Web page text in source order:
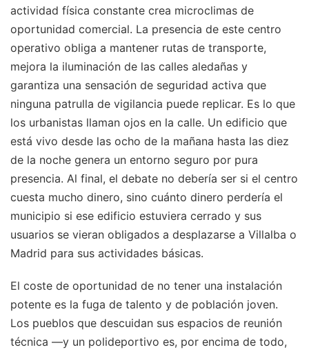
actividad física constante crea microclimas de
oportunidad comercial. La presencia de este centro
operativo obliga a mantener rutas de transporte,
mejora la iluminación de las calles aledañas y
garantiza una sensación de seguridad activa que
ninguna patrulla de vigilancia puede replicar. Es lo que
los urbanistas llaman ojos en la calle. Un edificio que
está vivo desde las ocho de la mañana hasta las diez
de la noche genera un entorno seguro por pura
presencia. Al final, el debate no debería ser si el centro
cuesta mucho dinero, sino cuánto dinero perdería el
municipio si ese edificio estuviera cerrado y sus
usuarios se vieran obligados a desplazarse a Villalba o
Madrid para sus actividades básicas.
El coste de oportunidad de no tener una instalación
potente es la fuga de talento y de población joven.
Los pueblos que descuidan sus espacios de reunión
técnica —y un polideportivo es, por encima de todo,